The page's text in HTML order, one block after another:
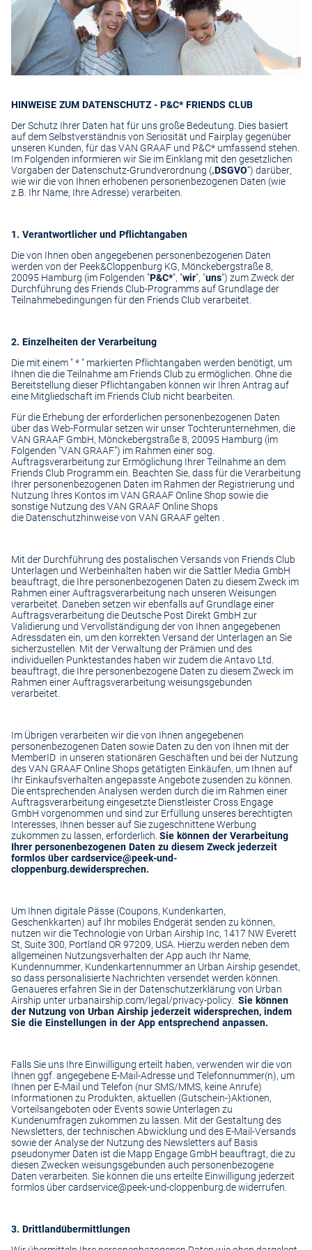
HINWEISE ZUM DATENSCHUTZ - P&C* FRIENDS CLUB
Der Schutz Ihrer Daten hat für uns große Bedeutung. Dies basiert
auf dem Selbstverständnis von Seriosität und Fairplay gegenüber
unseren Kunden, für das VAN GRAAF und P&C* umfassend stehen.
Im Folgenden informieren wir Sie im Einklang mit den gesetzlichen
Vorgaben der Datenschutz-Grundverordnung („DSGVO“) darüber,
wie wir die von Ihnen erhobenen personenbezogenen Daten (wie
z.B. Ihr Name, Ihre Adresse) verarbeiten.
1. Verantwortlicher und Pflichtangaben
Die von Ihnen oben angegebenen personenbezogenen Daten
werden von der Peek&Cloppenburg KG, Mönckebergstraße 8,
20095 Hamburg (im Folgenden "P&C*", "wir", "uns") zum Zweck der
Durchführung des Friends Club-Programms auf Grundlage der
Teilnahmebedingungen für den Friends Club verarbeitet.
2. Einzelheiten der Verarbeitung
Die mit einem " * " markierten Pflichtangaben werden benötigt, um
Ihnen die die Teilnahme am Friends Club zu ermöglichen. Ohne die
Bereitstellung dieser Pflichtangaben können wir Ihren Antrag auf
eine Mitgliedschaft im Friends Club nicht bearbeiten.
Für die Erhebung der erforderlichen personenbezogenen Daten
über das Web-Formular setzen wir unser Tochterunternehmen, die
VAN GRAAF GmbH, Mönckebergstraße 8, 20095 Hamburg (im
Folgenden "VAN GRAAF") im Rahmen einer sog.
Auftragsverarbeitung zur Ermöglichung Ihrer Teilnahme an dem
Friends Club Programm ein. Beachten Sie, dass für die Verarbeitung
Ihrer personenbezogenen Daten im Rahmen der Registrierung und
Nutzung Ihres Kontos im VAN GRAAF Online Shop sowie die
sonstige Nutzung des VAN GRAAF Online Shops
die Datenschutzhinweisevon VAN GRAAF gelten .
Mit der Durchführung des postalischen Versands von Friends Club
Unterlagen und Werbeinhalten haben wir die Sattler Media GmbH
beauftragt, die Ihre personenbezogenen Daten zu diesem Zweck im
Rahmen einer Auftragsverarbeitung nach unseren Weisungen
verarbeitet. Daneben setzen wir ebenfalls auf Grundlage einer
Auftragsverarbeitung die Deutsche Post Direkt GmbH zur
Validierung und Vervollständigung der von Ihnen angegebenen
Adressdaten ein, um den korrekten Versand der Unterlagen an Sie
sicherzustellen. Mit der Verwaltung der Prämien und des
individuellen Punktestandes haben wir zudem die Antavo Ltd.
beauftragt, die Ihre personenbezogene Daten zu diesem Zweck im
Rahmen einer Auftragsverarbeitung weisungsgebunden
verarbeitet.
Im Übrigen verarbeiten wir die von Ihnen angegebenen
personenbezogenen Daten sowie Daten zu den von Ihnen mit der
MemberID in unseren stationären Geschäften und bei der Nutzung
des VAN GRAAF Online Shops getätigten Einkäufen, um Ihnen auf
Ihr Einkaufsverhalten angepasste Angebote zusenden zu können.
Die entsprechenden Analysen werden durch die im Rahmen einer
Auftragsverarbeitung eingesetzte Dienstleister Cross Engage
GmbH vorgenommen und sind zur Erfüllung unseres berechtigten
Interesses, Ihnen besser auf Sie zugeschnittene Werbung
zukommen zu lassen, erforderlich. Sie können der Verarbeitung
Ihrer personenbezogenen Daten zu diesem Zweck jederzeit
formlos über cardservice@peek-und-
cloppenburg.dewidersprechen.
Um Ihnen digitale Pässe (Coupons, Kundenkarten,
Geschenkkarten) auf Ihr mobiles Endgerät senden zu können,
nutzen wir die Technologie von Urban Airship Inc, 1417 NW Everett
St, Suite 300, Portland OR 97209, USA. Hierzu werden neben dem
allgemeinen Nutzungsverhalten der App auch Ihr Name,
Kundennummer, Kundenkartennummer an Urban Airship gesendet,
so dass personalisierte Nachrichten versendet werden können.
Genaueres erfahren Sie in der Datenschutzerklärung von Urban
Airship unter urbanairship.com/legal/privacy-policy. Sie können
der Nutzung von Urban Airship jederzeit widersprechen, indem
Sie die Einstellungen in der App entsprechend anpassen.
Falls Sie uns Ihre Einwilligung erteilt haben, verwenden wir die von
Ihnen ggf. angegebene E-Mail-Adresse und Telefonnummer(n), um
Ihnen per E-Mail und Telefon (nur SMS/MMS, keine Anrufe)
Informationen zu Produkten, aktuellen (Gutschein-)Aktionen,
Vorteilsangeboten oder Events sowie Unterlagen zu
Kundenumfragen zukommen zu lassen. Mit der Gestaltung des
Newsletters, der technischen Abwicklung und des E-Mail-Versands
sowie der Analyse der Nutzung des Newsletters auf Basis
pseudonymer Daten ist die Mapp Engage GmbH beauftragt, die zu
diesen Zwecken weisungsgebunden auch personenbezogene
Daten verarbeiten. Sie können die uns erteilte Einwilligung jederzeit
formlos übercardservice@peek-und-cloppenburg.dewiderrufen.
3. Drittlandübermittlungen